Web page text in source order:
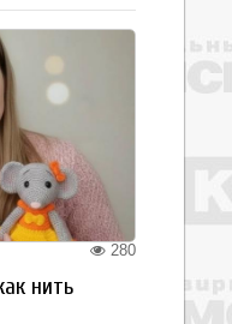
280
нить